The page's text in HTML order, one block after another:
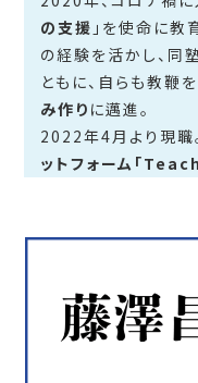
の支援 」を使命に
の経験を活かし、
ともに、自らも教鞭を
み作り に邁進。
2022年4月より現職
ットフォーム「